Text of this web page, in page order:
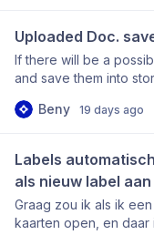
aangemaakt. Kan er
om dit in te
andere dag wordt
aangemaakt? Dit om
Uploaded Doc.
If there will be a
and save them into
Number which will be
ERP system …with a article number ….the same article
number to be on the
automatic place the
order article)
Beny 19 days ago
Labels
als nieuw label
wordt
Graag zou ik als ik
kaarten open, en